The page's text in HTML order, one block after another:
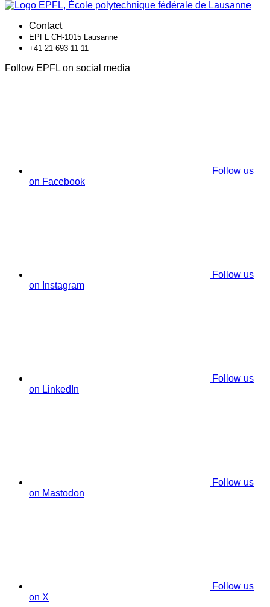
Contact
EPFL CH-1015 Lausanne
+41 21 693 11 11
Follow EPFL on social media
Follow us
on Facebook
Follow us
on Instagram
Follow us
on LinkedIn
Follow us
on Mastodon
Follow us
on X